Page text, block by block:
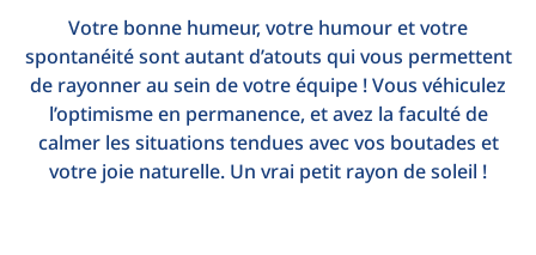
Votre bonne humeur, votre humour et votre
spontanéité sont autant d’atouts qui vous permettent
de rayonner au sein de votre équipe ! Vous véhiculez
l’optimisme en permanence, et avez la faculté de
calmer les situations tendues avec vos boutades et
votre joie naturelle. Un vrai petit rayon de soleil !